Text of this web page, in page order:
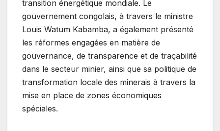
transition énergétique mondiale. Le
gouvernement congolais, à travers le ministre
Louis Watum Kabamba, a également présenté
les réformes engagées en matière de
gouvernance, de transparence et de traçabilité
dans le secteur minier, ainsi que sa politique de
transformation locale des minerais à travers la
mise en place de zones économiques
spéciales.